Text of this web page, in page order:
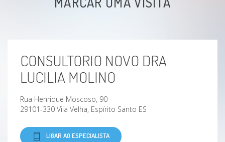
CONSULTORIO NOVO DRA
LUCILIA MOLINO
Rua Henrique Moscoso, 90
29101-330 Vila Velha, Espírito Santo ES
LIGAR AO ESPECIALISTA